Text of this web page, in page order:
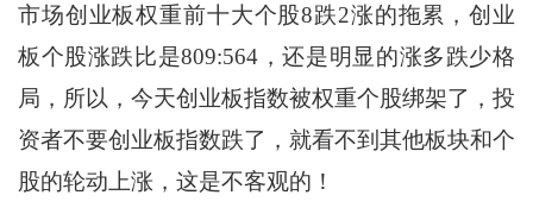
市场创业板权重前十大个股8跌2涨的拖累，创业
板个股涨跌比是809:564，还是明显的涨多跌少格
局，所以，今天创业板指数被权重个股绑架了，投
资者不要创业板指数跌了，就看不到其他板块和个
股的轮动上涨，这是不客观的！